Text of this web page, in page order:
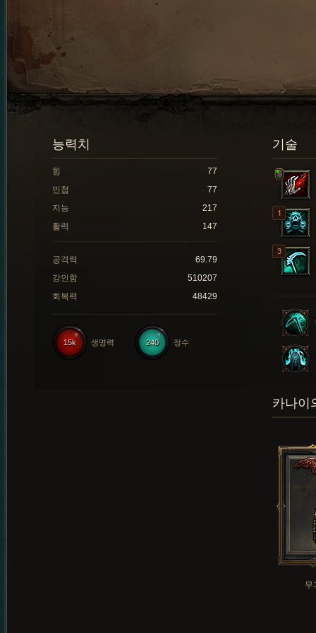
기술
능력치
힘
77
민첩
77
지능
217
활력
147
공격력
69.79
강인함
510207
회복력
48429
240 정수
15k 생명력
카나이
무